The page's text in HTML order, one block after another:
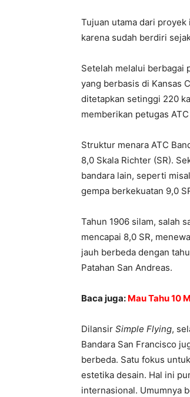
Tujuan utama dari proyek
karena sudah berdiri
Setelah melalui berbagai
yang berbasis di Kansas
ditetapkan setinggi 220
memberikan petugas
Struktur menara ATC
8,0 Skala Richter (SR).
bandara lain, seperti
gempa berkekuatan 9,0
Tahun 1906 silam, salah
mencapai 8,0 SR,
jauh berbeda dengan
Patahan San Andreas.
Baca juga: Mau Tahu 10
Dilansir Simple Flying,
Bandara San Francisco
berbeda. Satu fokus
estetika desain. Hal ini
internasional. Umumnya